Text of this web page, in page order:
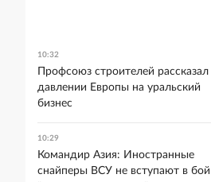
10:32
Профсоюз строителей рассказал
давлении Европы на уральский
бизнес
10:29
Командир Азия: Иностранные
снайперы ВСУ не вступают в бой